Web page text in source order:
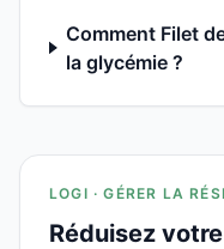
Comment Filet
la glycémie ?
LOGI · GÉRER LA
Réduisez